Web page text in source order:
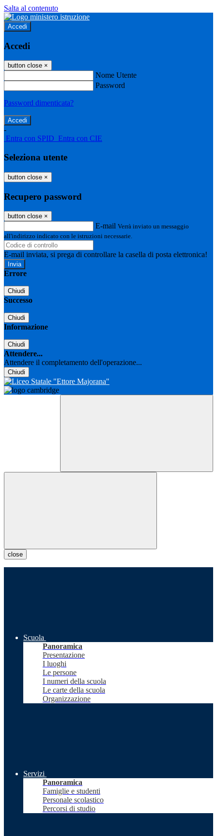
Salta al contenuto
Accedi
Accedi
button close ×
Nome Utente
Password
Password dimenticata?
-
Entra con SPID Entra con CIE
Seleziona utente
button close ×
Recupero password
button close ×
E-mail Verrà inviato un messaggio
all'indirizzo indicato con le istruzioni necessarie.
E-mail inviata, si prega di controllare la casella di posta elettronica!
Errore
Chiudi
Successo
Chiudi
Informazione
Chiudi
Attendere...
Attendere il completamento dell'operazione...
Chiudi
close
Scuola
Panoramica
Presentazione
I luoghi
Le persone
I numeri della scuola
Le carte della scuola
Organizzazione
Servizi
Panoramica
Famiglie e studenti
Personale scolastico
Percorsi di studio